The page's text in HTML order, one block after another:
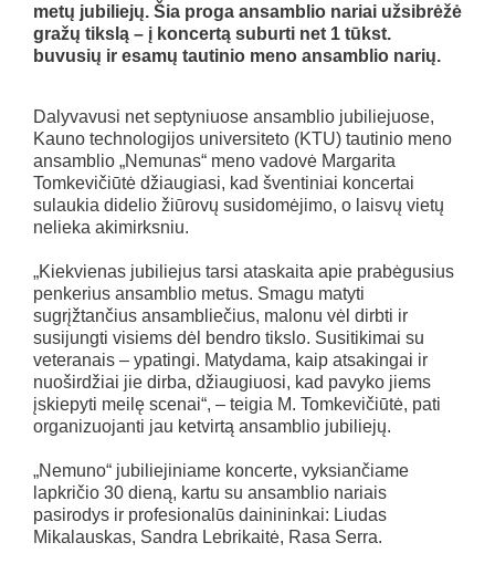
metų jubiliejų. Šia proga ansamblio nariai užsibrėžė
gražų tikslą – į koncertą suburti net 1 tūkst.
buvusių ir esamų tautinio meno ansamblio narių.
Dalyvavusi net septyniuose ansamblio jubiliejuose,
Kauno technologijos universiteto (KTU) tautinio meno
ansamblio „Nemunas“ meno vadovė Margarita
Tomkevičiūtė džiaugiasi, kad šventiniai koncertai
sulaukia didelio žiūrovų susidomėjimo, o laisvų vietų
nelieka akimirksniu.
„Kiekvienas jubiliejus tarsi ataskaita apie prabėgusius
penkerius ansamblio metus. Smagu matyti
sugrįžtančius ansambliečius, malonu vėl dirbti ir
susijungti visiems dėl bendro tikslo. Susitikimai su
veteranais – ypatingi. Matydama, kaip atsakingai ir
nuoširdžiai jie dirba, džiaugiuosi, kad pavyko jiems
įskiepyti meilę scenai“, – teigia M. Tomkevičiūtė, pati
organizuojanti jau ketvirtą ansamblio jubiliejų.
„Nemuno“ jubiliejiniame koncerte, vyksiančiame
lapkričio 30 dieną, kartu su ansamblio nariais
pasirodys ir profesionalūs dainininkai: Liudas
Mikalauskas, Sandra Lebrikaitė, Rasa Serra.